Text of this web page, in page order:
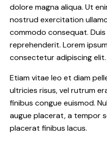
dolore magna aliqua. Ut
nostrud exercitation
commodo consequat.
reprehenderit. Lorem
consectetur adipiscing elit.
Etiam vitae leo et diam
ultricies risus, vel rutrum
finibus congue euismod.
augue placerat, a tempor
placerat finibus lacus.